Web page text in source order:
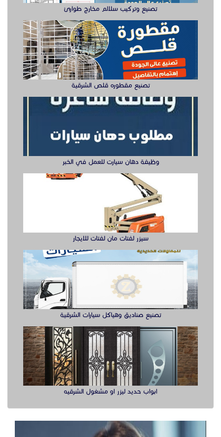
تصنيع وتركيب سلالم مخارج طوارئ
تصنيع مقطوره قلص الشرقية
وظيفة دهان سيارت للعمل في الخبر
سيزر لفتات مان لفتات للايجار
تصنيع صناديق وهياكل سيارات الشرقية
ابواب حديد ليزر او مشغول الشرقيه